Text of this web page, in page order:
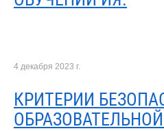
4 декабря 2023 г.
КРИТЕРИИ